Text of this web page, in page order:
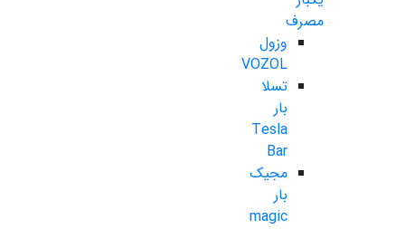
مصرف
وزول
VOZOL
تسلا
بار
Tesla
Bar
مجیک
بار
magic